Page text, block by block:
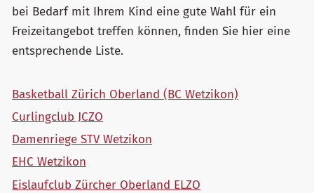
bei Bedarf mit Ihrem Kind eine gute Wahl für ein
Freizeitangebot treffen können, finden Sie hier eine
entsprechende Liste.
Basketball Zürich Oberland (BC Wetzikon)
Curlingclub JCZO
Damenriege STV Wetzikon
EHC Wetzikon
Eislaufclub Zürcher Oberland ELZO